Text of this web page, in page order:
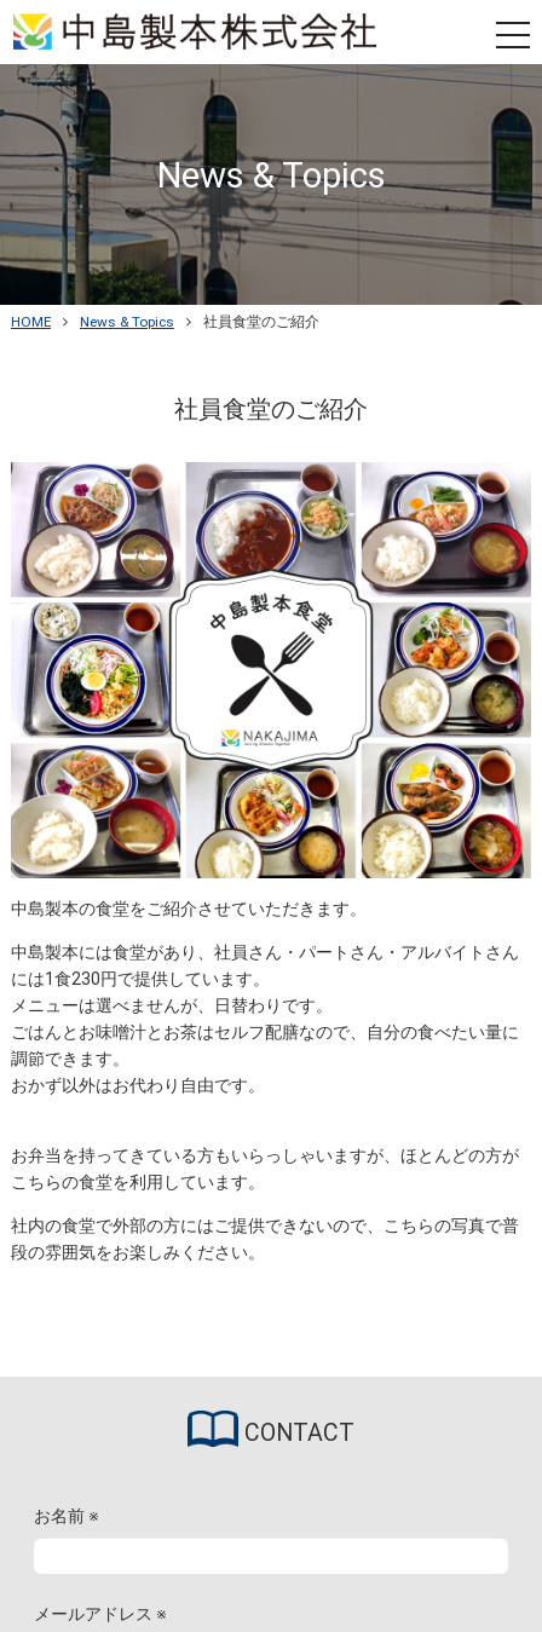
News & Topics
HOME News & Topics 社員食堂のご紹介
社員食堂のご紹介
中島製本の食堂をご紹介させていただきます。
中島製本には食堂があり、社員さん・パートさん・アルバイトさん
には1食230円で提供しています。
メニューは選べませんが、日替わりです。
ごはんとお味噌汁とお茶はセルフ配膳なので、自分の食べたい量に
調節できます。
おかず以外はお代わり自由です。
お弁当を持ってきている方もいらっしゃいますが、ほとんどの方が
こちらの食堂を利用しています。
社内の食堂で外部の方にはご提供できないので、こちらの写真で普
段の雰囲気をお楽しみください。
CONTACT
お名前 ※
メールアドレス ※